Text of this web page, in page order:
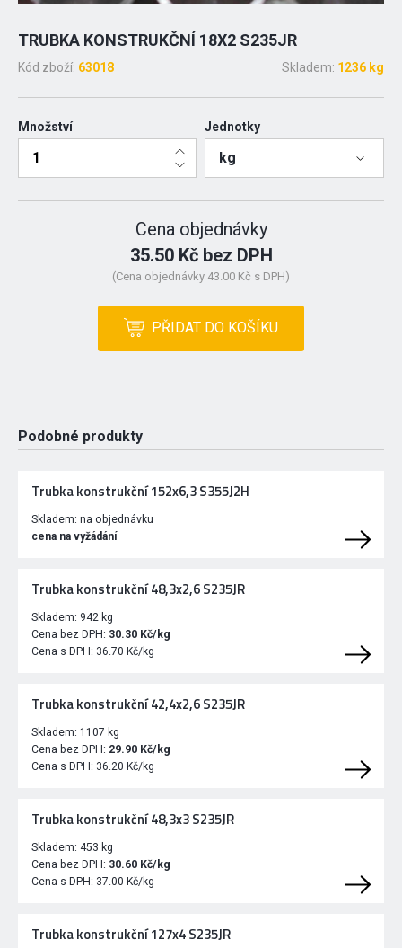
TRUBKA KONSTRUKČNÍ 18X2 S235JR
Kód zboží: 63018 Skladem: 1236 kg
Množství Jednotky
kg
Cena objednávky
35.50 Kč bez DPH
(Cena objednávky 43.00 Kč s DPH)
PŘIDAT DO KOŠÍKU
Podobné produkty
Trubka konstrukční 152x6,3 S355J2H
Skladem: na objednávku
cena na vyžádání
Trubka konstrukční 48,3x2,6 S235JR
Skladem: 942 kg
Cena bez DPH: 30.30 Kč/kg
Cena s DPH: 36.70 Kč/kg
Trubka konstrukční 42,4x2,6 S235JR
Skladem: 1107 kg
Cena bez DPH: 29.90 Kč/kg
Cena s DPH: 36.20 Kč/kg
Trubka konstrukční 48,3x3 S235JR
Skladem: 453 kg
Cena bez DPH: 30.60 Kč/kg
Cena s DPH: 37.00 Kč/kg
Trubka konstrukční 127x4 S235JR